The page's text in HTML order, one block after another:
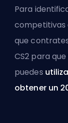
Para
competitivas
que
CS2 para
puedes
obtener un